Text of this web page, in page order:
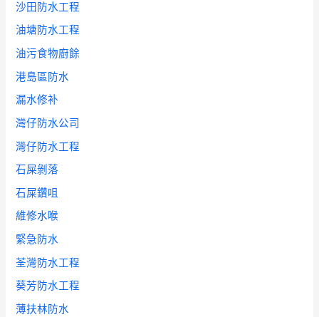
沙田防水工程
油塘防水工程
油污食物廚餘
港島區防水
漏水修补
灣仔防水公司
灣仔防水工程
石屎剝落
石屎鑽咀
維修水喉
緊急防水
荃灣防水工程
葵芳防水工程
薄扶林防水